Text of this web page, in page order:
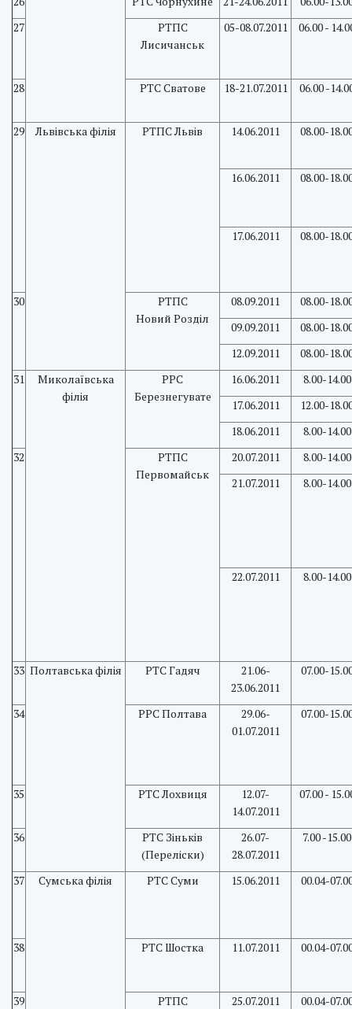
27
РТПС
Лисичанськ
05-08.07.2011 06.00 -
28 РТС Сватове 18-21.07.2011 06.00 -
29 Львівська філія РТПС Львів 14.06.2011 08.00-
16.06.2011 08.00-
17.06.2011 08.00-
30
РТПС
Новий Розділ
08.09.2011
08.00-
09.09.2011
08.00-
12.09.2011
08.00-
31
Миколаївська
філія
РРС
Березнегувате
16.06.2011
8.00-14.00
17.06.2011
12.00-
18.06.2011
8.00-14.00
32
РТПС
Первомайськ
20.07.2011
8.00-14.00
21.07.2011
8.00-14.00
22.07.2011 8.00-14.00
33 Полтавська філія PTC Гадяч
21.06-
23.06.2011
07.00-
34 РРС Полтава
29.06-
01.07.2011
07.00-
35 РТС Лохвиця
12.07-
14.07.2011
07.00 -
36
РТС Зіньків
(Переліски)
26.07-
28.07.2011
7.00 -15.00
37 Сумська філія PTC Суми 15.06.2011 00.04-
38 РТС Шостка 11.07.2011 00.04-
39
РТПС
25.07.2011 00.04-